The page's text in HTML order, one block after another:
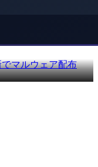
でマルウェア配布